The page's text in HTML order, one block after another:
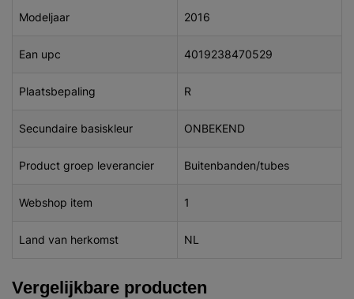
Modeljaar 2016
Ean upc 4019238470529
Plaatsbepaling R
Secundaire basiskleur ONBEKEND
Product groep leverancier Buitenbanden/tubes
Webshop item 1
Land van herkomst NL
Vergelijkbare producten